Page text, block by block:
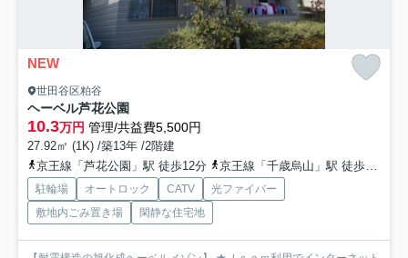
NEW
世田谷区粕谷
ヘーベル芦花公園
10.3万円 管理/共益費5,500円
27.92㎡ (1K) /築13年 /2階建
京王線「芦花公園」駅 徒歩12分
京王線「千歳烏山」駅 徒歩15分
駐輪場 オートロック CATV
光ファイバー
敷地内ごみ置き場
閑静な住宅地